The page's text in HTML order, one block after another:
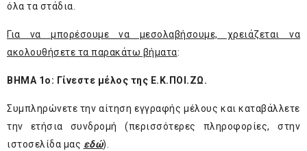
όλα τα στάδια.
Για να μπορέσουμε να μεσολαβήσουμε, χρειάζεται να
ακολουθήσετε τα παρακάτω βήματα:
ΒΗΜΑ 1ο: Γίνεστε μέλος της Ε.Κ.ΠΟΙ.ΖΩ.
Συμπληρώνετε την αίτηση εγγραφής μέλους και καταβάλλετε
την ετήσια συνδρομή (περισσότερες πληροφορίες, στην
ιστοσελίδα μας εδώ).